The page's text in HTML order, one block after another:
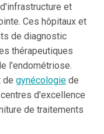
et
Ces hôpitaux et
de diagnostic
thérapeutiques
l'endométriose.
de gynécologiede
d'excellence
de traitements